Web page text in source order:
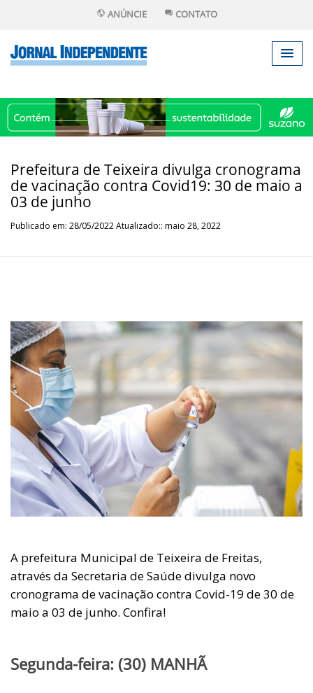
ANÚNCIE CONTATO
Prefeitura de Teixeira divulga cronograma
de vacinação contra Covid19: 30 de maio a
03 de junho
Publicado em: 28/05/2022 Atualizado:: maio 28, 2022
A prefeitura Municipal de Teixeira de Freitas,
através da Secretaria de Saúde divulga novo
cronograma de vacinação contra Covid-19 de 30 de
maio a 03 de junho. Confira!
Segunda-feira: (30) MANHÃ